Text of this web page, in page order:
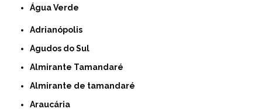
Água Verde
Adrianópolis
Agudos do Sul
Almirante Tamandaré
Almirante de tamandaré
Araucária